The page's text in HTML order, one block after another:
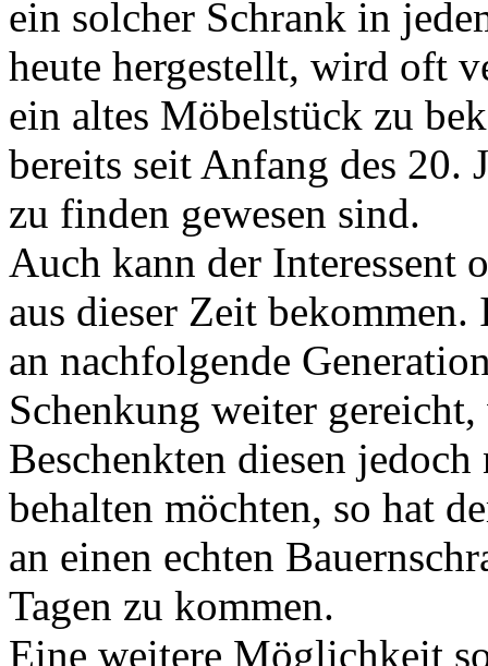
ein solcher Schrank in
heute hergestellt, wird oft
ein altes Möbelstück zu
bereits seit Anfang des 20.
zu finden gewesen sind.
Auch kann der Interessent
aus dieser Zeit bekommen.
an nachfolgende
Schenkung weiter
Beschenkten diesen
behalten möchten, so hat
an einen echten
Tagen zu kommen.
Eine weitere Möglichkeit